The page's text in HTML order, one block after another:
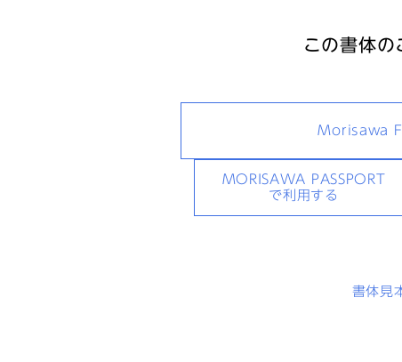
この書体の
Morisawa
MORISAWA PASSPORT
で利用する
書体見